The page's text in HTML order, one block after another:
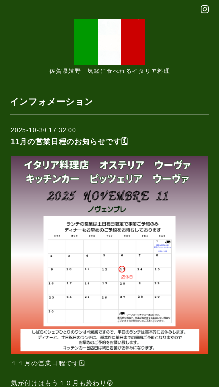
佐賀県嬉野 気軽に食べれるイタリア料理
インフォメーション
2025-10-30 17:32:00
11月の営業日程のお知らせです🗓️
１１月の営業日程です🗓️
気が付けばもう１０月も終わり😲